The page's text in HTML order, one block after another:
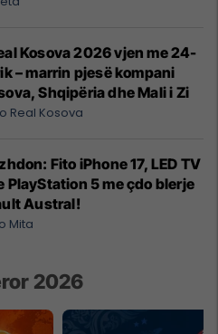
Kosova 2026 vjen me 24-
– marrin pjesë kompani
Shqipëria dhe Mali i Zi
Real Kosova
Fito iPhone 17, LED TV
PlayStation 5 me çdo blerje
Austral!
Mita
2026